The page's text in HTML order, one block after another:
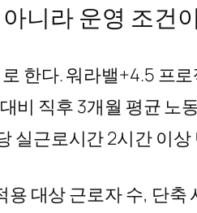
니라 운영 조건
한다. 워라밸+4.5 프
비 직후 3개월 평균 노
실근로시간 2시간 이
대상 근로자 수, 단